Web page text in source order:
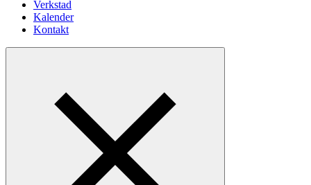
Verkstad
Kalender
Kontakt